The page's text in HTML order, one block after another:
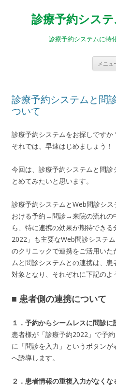
診療予約シス
診療予約システムに特
メニュ
診療予約システムと問
ついて
診療予約システムをお探しですか
それでは、早速はじめましょう！
今回は、診療予約システムと問診
とめてみたいと思います。
診療予約システムとWeb問診シ
おける予約→問診→来院の流れの
ら、特に連携の効果が期待でき
2022」も主要なWeb問診システ
のクリニックで連携をご活用い
ムと問診システムとの連携は、
対象となり、それぞれに下記のよ
■ 患者側の連携について
１．予約からシームレスに問診に
患者様が「診療予約2022」で予
に「問診を入力」というボタン
へ誘導します。
２．患者情報の重複入力がなくな